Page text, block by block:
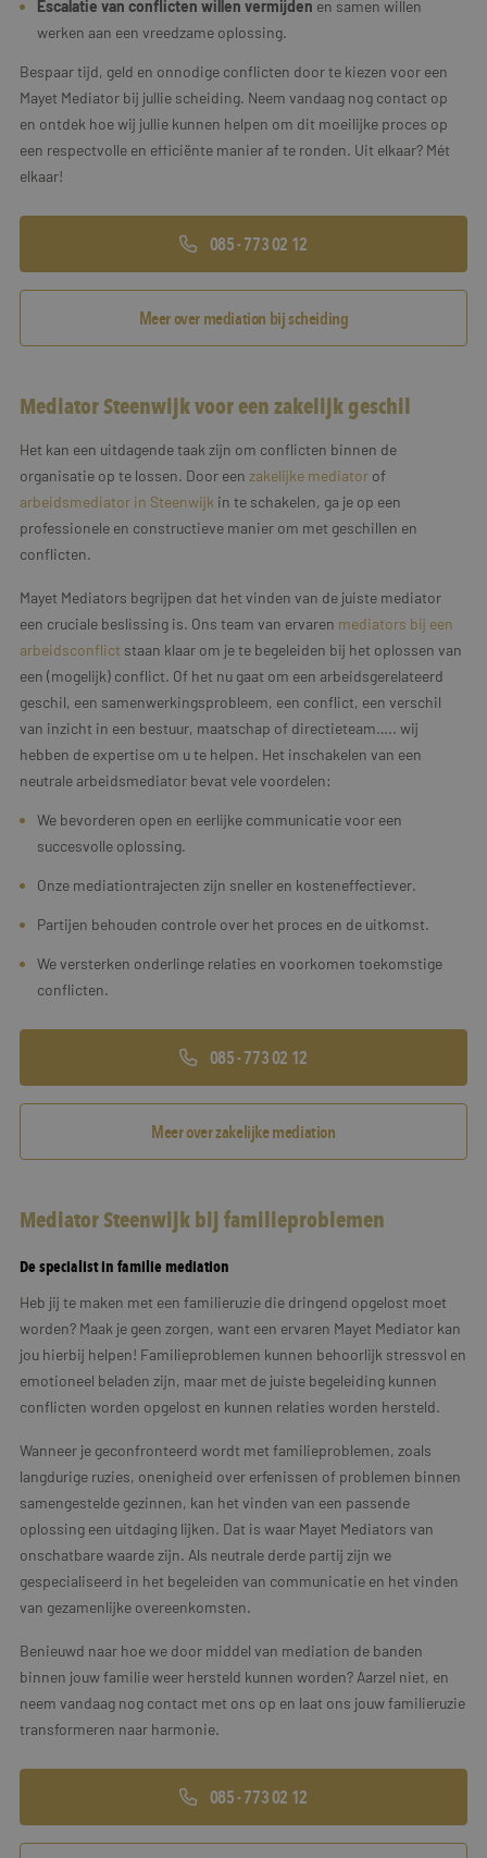
Escalatie van conflicten willen vermijden en samen willen
werken aan een vreedzame oplossing.
Bespaar tijd, geld en onnodige conflicten door te kiezen voor een
Mayet Mediator bij jullie scheiding. Neem vandaag nog contact op
en ontdek hoe wij jullie kunnen helpen om dit moeilijke proces op
een respectvolle en efficiënte manier af te ronden. Uit elkaar? Mét
elkaar!
085 - 773 02 12
Meer over mediation bij scheiding
Mediator Steenwijk voor een zakelijk geschil
Het kan een uitdagende taak zijn om conflicten binnen de
organisatie op te lossen. Door een zakelijke mediator of
arbeidsmediator in Steenwijk in te schakelen, ga je op een
professionele en constructieve manier om met geschillen en
conflicten.
Mayet Mediators begrijpen dat het vinden van de juiste mediator
een cruciale beslissing is. Ons team van ervaren mediators bij een
arbeidsconflict staan klaar om je te begeleiden bij het oplossen van
een (mogelijk) conflict. Of het nu gaat om een arbeidsgerelateerd
geschil, een samenwerkingsprobleem, een conflict, een verschil
van inzicht in een bestuur, maatschap of directieteam….. wij
hebben de expertise om u te helpen. Het inschakelen van een
neutrale arbeidsmediator bevat vele voordelen:
We bevorderen open en eerlijke communicatie voor een
succesvolle oplossing.
Onze mediationtrajecten zijn sneller en kosteneffectiever.
Partijen behouden controle over het proces en de uitkomst.
We versterken onderlinge relaties en voorkomen toekomstige
conflicten.
085 - 773 02 12
Meer over zakelijke mediation
Mediator Steenwijk bij familieproblemen
De specialist in familie mediation
Heb jij te maken met een familieruzie die dringend opgelost moet
worden? Maak je geen zorgen, want een ervaren Mayet Mediator kan
jou hierbij helpen! Familieproblemen kunnen behoorlijk stressvol en
emotioneel beladen zijn, maar met de juiste begeleiding kunnen
conflicten worden opgelost en kunnen relaties worden hersteld.
Wanneer je geconfronteerd wordt met familieproblemen, zoals
langdurige ruzies, onenigheid over erfenissen of problemen binnen
samengestelde gezinnen, kan het vinden van een passende
oplossing een uitdaging lijken. Dat is waar Mayet Mediators van
onschatbare waarde zijn. Als neutrale derde partij zijn we
gespecialiseerd in het begeleiden van communicatie en het vinden
van gezamenlijke overeenkomsten.
Benieuwd naar hoe we door middel van mediation de banden
binnen jouw familie weer hersteld kunnen worden? Aarzel niet, en
neem vandaag nog contact met ons op en laat ons jouw familieruzie
transformeren naar harmonie.
085 - 773 02 12